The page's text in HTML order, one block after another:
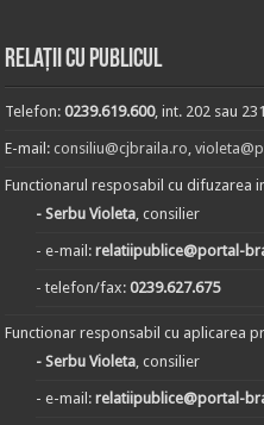
Relații cu publicul
Telefon:0239.619.600, int. 202 sau 231
E-mail:consiliu@cjbraila.ro,
Functionarul resposabil cu difuzarea
- Serbu Violeta, consilier
- e-mail:relatiipublice@portal-
- telefon/fax:0239.627.675
Functionar responsabil cu aplicarea
- Serbu Violeta, consilier
- e-mail:relatiipublice@portal-